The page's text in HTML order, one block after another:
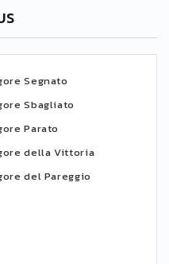
Segnato
Sbagliato
Parato
della Vittoria
del Pareggio